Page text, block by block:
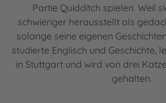
Partie Quidditch spielen. Weil
schwieriger herausstellt als
solange seine eigenen
studierte Englisch und Geschichte,
in Stuttgart und wird von drei
gehalten.